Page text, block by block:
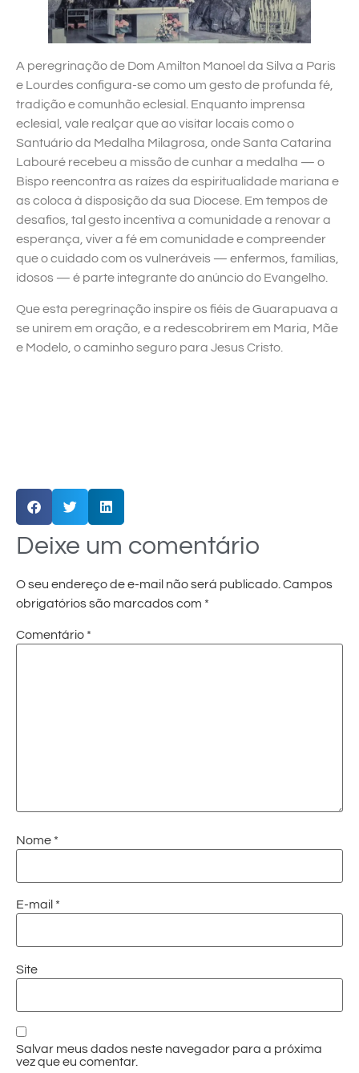
A peregrinação de Dom Amilton Manoel da Silva a Paris
e Lourdes configura-se como um gesto de profunda fé,
tradição e comunhão eclesial. Enquanto imprensa
eclesial, vale realçar que ao visitar locais como o
Santuário da Medalha Milagrosa, onde Santa Catarina
Labouré recebeu a missão de cunhar a medalha — o
Bispo reencontra as raízes da espiritualidade mariana e
as coloca à disposição da sua Diocese. Em tempos de
desafios, tal gesto incentiva a comunidade a renovar a
esperança, viver a fé em comunidade e compreender
que o cuidado com os vulneráveis — enfermos, famílias,
idosos — é parte integrante do anúncio do Evangelho.
Que esta peregrinação inspire os fiéis de Guarapuava a
se unirem em oração, e a redescobrirem em Maria, Mãe
e Modelo, o caminho seguro para Jesus Cristo.
Deixe um comentário
O seu endereço de e-mail não será publicado. Campos
obrigatórios são marcados com *
Comentário *
Nome *
E-mail *
Site
Salvar meus dados neste navegador para a próxima
vez que eu comentar.